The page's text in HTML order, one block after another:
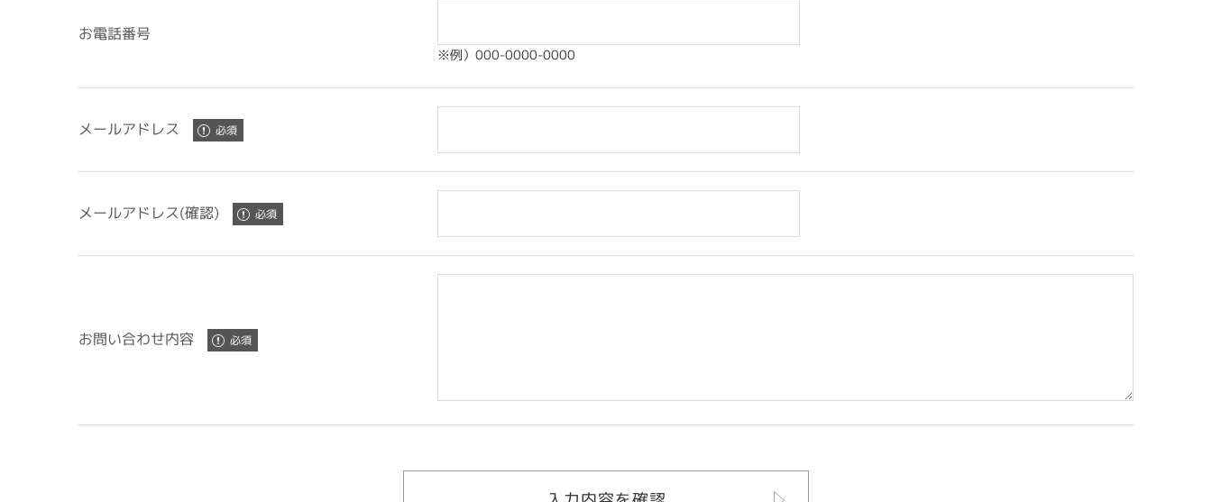
お電話番号
※例）000-0000-0000
メールアドレス
メールアドレス(確認)
お問い合わせ内容